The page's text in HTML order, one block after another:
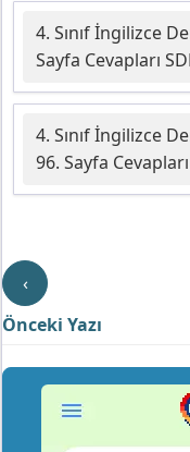
4. Sınıf İngilizce
Sayfa Cevapları
4. Sınıf İngilizce
96. Sayfa Cevapları
‹
Önceki Yazı